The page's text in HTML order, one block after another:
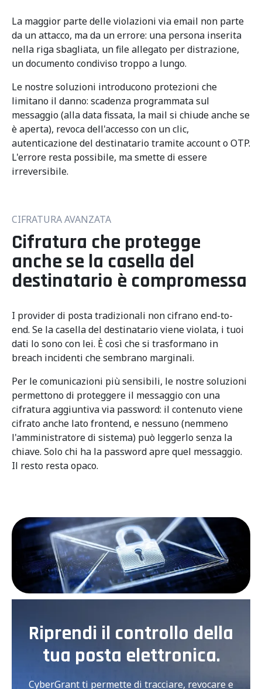
La maggior parte delle violazioni via email non parte
da un attacco, ma da un errore: una persona inserita
nella riga sbagliata, un file allegato per distrazione,
un documento condiviso troppo a lungo.
Le nostre soluzioni introducono protezioni che
limitano il danno: scadenza programmata sul
messaggio (alla data fissata, la mail si chiude anche se
è aperta), revoca dell'accesso con un clic,
autenticazione del destinatario tramite account o OTP.
L'errore resta possibile, ma smette di essere
irreversibile.
CIFRATURA AVANZATA
Cifratura che protegge
anche se la casella del
destinatario è compromessa
I provider di posta tradizionali non cifrano end-to-
end. Se la casella del destinatario viene violata, i tuoi
dati lo sono con lei. È così che si trasformano in
breach incidenti che sembrano marginali.
Per le comunicazioni più sensibili, le nostre soluzioni
permettono di proteggere il messaggio con una
cifratura aggiuntiva via password: il contenuto viene
cifrato anche lato frontend, e nessuno (nemmeno
l'amministratore di sistema) può leggerlo senza la
chiave. Solo chi ha la password apre quel messaggio.
Il resto resta opaco.
Riprendi il controllo della
tua posta elettronica.
CyberGrant ti permette di tracciare, revocare e